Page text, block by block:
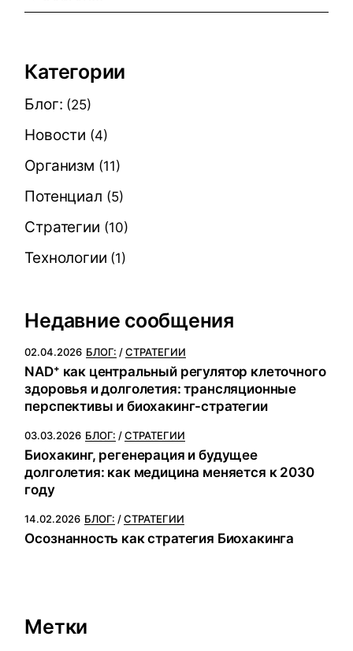
Категории
Блог: (25)
Новости (4)
Организм (11)
Потенциал (5)
Стратегии (10)
Технологии (1)
Недавние сообщения
02.04.2026 БЛОГ: СТРАТЕГИИ
NAD⁺ как центральный регулятор клеточного
здоровья и долголетия: трансляционные
перспективы и биохакинг-стратегии
03.03.2026 БЛОГ: СТРАТЕГИИ
Биохакинг, регенерация и будущее
долголетия: как медицина меняется к 2030
году
14.02.2026 БЛОГ: СТРАТЕГИИ
Осознанность как стратегия Биохакинга
Метки